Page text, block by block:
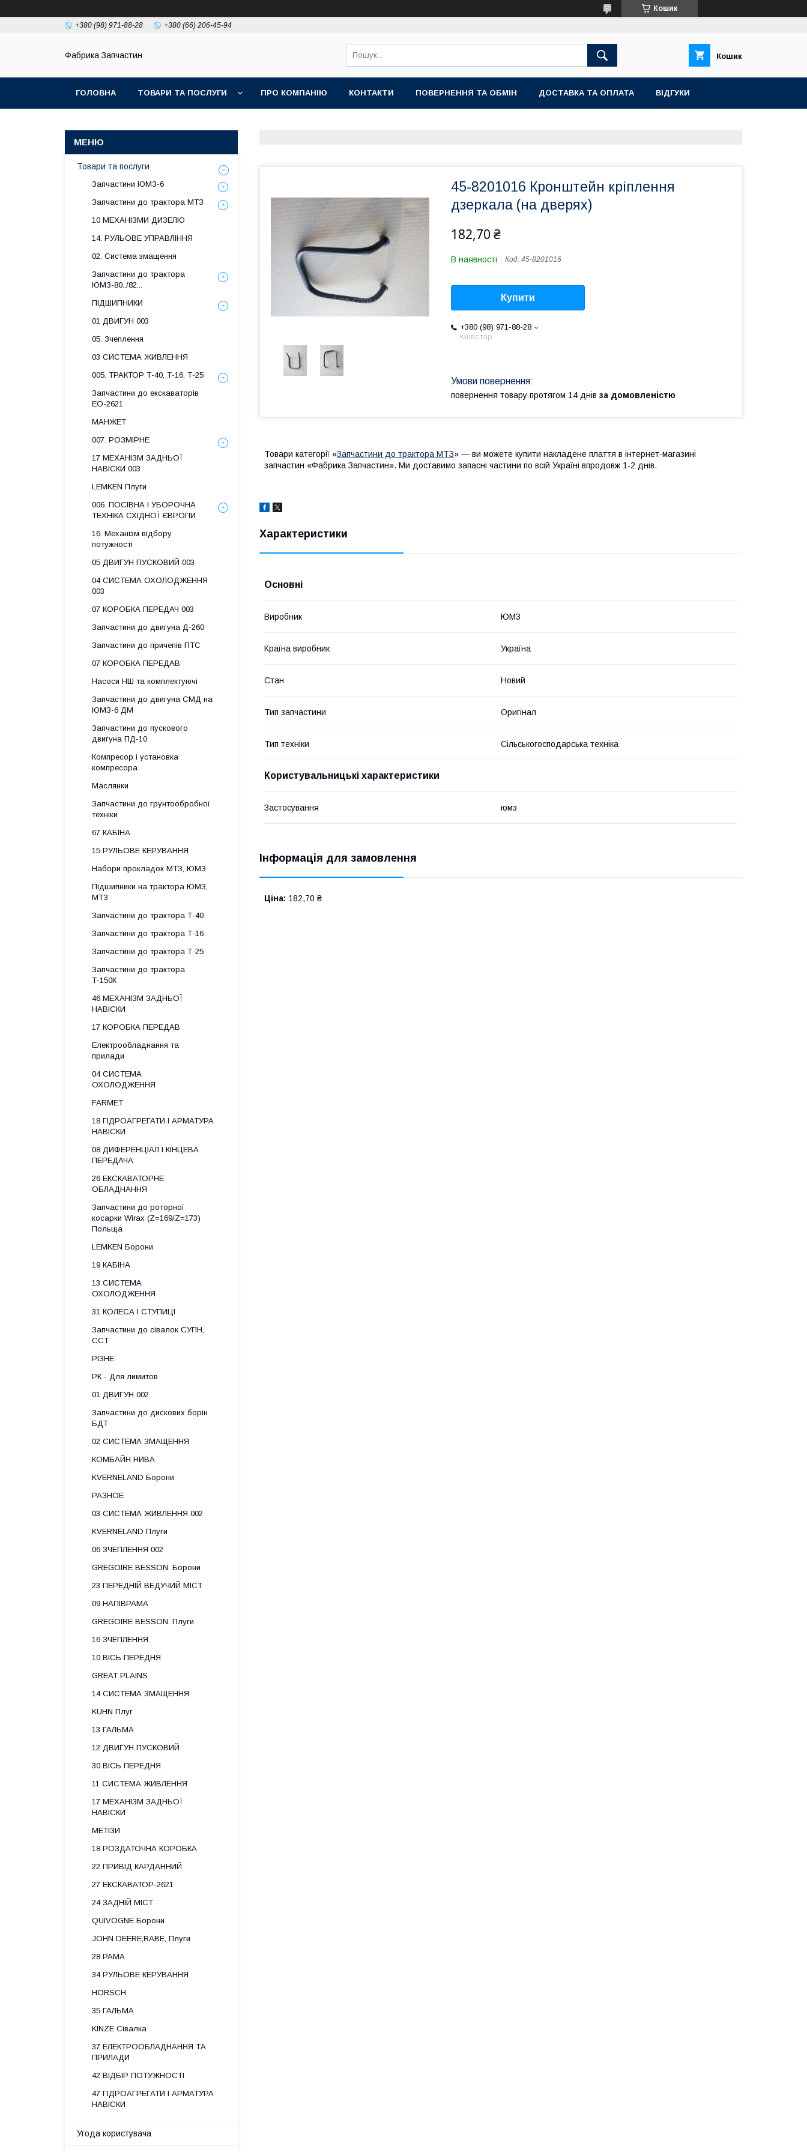
Кошик
+380 (98) 971-88-28 +380 (66) 206-45-94
Фабрика Запчастин Кошик
ГОЛОВНА ТОВАРИ ТА ПОСЛУГИ ПРО КОМПАНІЮ КОНТАКТИ ПОВЕРНЕННЯ ТА ОБМІН ДОСТАВКА ТА ОПЛАТА ВІДГУКИ
45-8201016 Кронштейн кріплення
дзеркала (на дверях)
182,70 ₴
В наявності Код: 45-8201016
Купити
+380 (98) 971-88-28
Київстар
повернення товару протягом 14 днів за домовленістю
Товари категорії «Запчастини до трактора МТЗ» — ви можете купити накладене плаття в інтернет-магазині
запчастин «Фабрика Запчастин». Ми доставимо запасні частини по всій Україні впродовж 1-2 днів.
Характеристики
Основні
Виробник ЮМЗ
Країна виробник Україна
Стан Новий
Тип запчастини Оригінал
Тип техніки Сільськогосподарська техніка
Користувальницькі характеристики
Застосування юмз
Інформація для замовлення
Ціна: 182,70 ₴
Товари та послуги
Запчастини ЮМЗ-6
Запчастини до трактора МТЗ
10 МЕХАНІЗМИ ДИЗЕЛЮ
14. РУЛЬОВЕ УПРАВЛІННЯ
02. Система змащення
Запчастини до трактора
ЮМЗ-80../82...
ПІДШИПНИКИ
01 ДВИГУН 003
05. Зчеплення
03 СИСТЕМА ЖИВЛЕННЯ
005. ТРАКТОР Т-40, Т-16, Т-25
Запчастини до екскаваторів
ЕО-2621
МАНЖЕТ
007. РОЗМІРНЕ
17 МЕХАНІЗМ ЗАДНЬОЇ
НАВІСКИ 003
LEMKEN Плуги
006. ПОСІВНА І УБОРОЧНА
ТЕХНІКА СХІДНОЇ ЄВРОПИ
16. Механізм відбору
потужності
05 ДВИГУН ПУСКОВИЙ 003
04 СИСТЕМА ОХОЛОДЖЕННЯ
003
07 КОРОБКА ПЕРЕДАЧ 003
Запчастини до двигуна Д-260
Запчастини до причепів ПТС
07 КОРОБКА ПЕРЕДАВ
Насоси НШ та комплектуючі
Запчастини до двигуна СМД на
ЮМЗ-6 ДМ
Запчастини до пускового
двигуна ПД-10
Компресор і установка
компресора
Маслянки
Запчастини до грунтообробної
техніки
67 КАБІНА
15 РУЛЬОВЕ КЕРУВАННЯ
Набори прокладок МТЗ, ЮМЗ
Підшипники на трактора ЮМЗ,
МТЗ
Запчастини до трактора Т-40
Запчастини до трактора Т-16
Запчастини до трактора Т-25
Запчастини до трактора
Т-150К
46 МЕХАНІЗМ ЗАДНЬОЇ
НАВІСКИ
17 КОРОБКА ПЕРЕДАВ
Електрообладнання та
прилади
04 СИСТЕМА
ОХОЛОДЖЕННЯ
FARMET
18 ГІДРОАГРЕГАТИ І АРМАТУРА
НАВІСКИ
08 ДИФЕРЕНЦІАЛ І КІНЦЕВА
ПЕРЕДАЧА
26 ЕКСКАВАТОРНЕ
ОБЛАДНАННЯ
Запчастини до роторної
косарки Wirax (Z=169/Z=173)
Польща
LEMKEN Борони
19 КАБІНА
13 СИСТЕМА
ОХОЛОДЖЕННЯ
31 КОЛЕСА І СТУПИЦІ
Запчастини до сівалок СУПН,
ССТ
РІЗНЕ
РК - Для лимитов
01 ДВИГУН 002
Запчастини до дискових борін
БДТ
02 СИСТЕМА ЗМАЩЕННЯ
КОМБАЙН НИВА
KVERNELAND Борони
РАЗНОЕ
03 СИСТЕМА ЖИВЛЕННЯ 002
KVERNELAND Плуги
06 ЗЧЕПЛЕННЯ 002
GREGOIRE BESSON. Борони
23 ПЕРЕДНІЙ ВЕДУЧИЙ МІСТ
09 НАПІВРАМА
GREGOIRE BESSON. Плуги
16 ЗЧЕПЛЕННЯ
10 ВІСЬ ПЕРЕДНЯ
GREAT PLAINS
14 СИСТЕМА ЗМАЩЕННЯ
KUHN Плуг
13 ГАЛЬМА
12 ДВИГУН ПУСКОВИЙ
30 ВІСЬ ПЕРЕДНЯ
11 СИСТЕМА ЖИВЛЕННЯ
17 МЕХАНІЗМ ЗАДНЬОЇ
НАВІСКИ
МЕТІЗИ
18 РОЗДАТОЧНА КОРОБКА
22 ПРИВІД КАРДАННИЙ
27 ЕКСКАВАТОР-2621
24 ЗАДНІЙ МІСТ
QUIVOGNE Борони
JOHN DEERE,RABE, Плуги
28 РАМА
34 РУЛЬОВЕ КЕРУВАННЯ
HORSCH
35 ГАЛЬМА
KINZE Сівалка
37 ЕЛЕКТРООБЛАДНАННЯ ТА
ПРИЛАДИ
42 ВІДБІР ПОТУЖНОСТІ
47 ГІДРОАГРЕГАТИ І АРМАТУРА
НАВІСКИ
Угода користувача